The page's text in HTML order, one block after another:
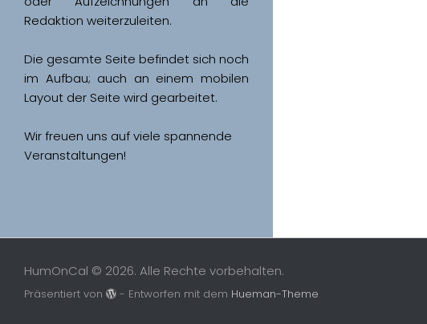
Redaktion weiterzuleiten.
Die gesamte Seite befindet sich noch
im Aufbau; auch an einem mobilen
Wir freuen uns auf viele spannende
Veranstaltungen!
HumOnCal © 2026. Alle Rechte vorbehalten.
Präsentiert von - Entworfen mit dem Hueman-Theme